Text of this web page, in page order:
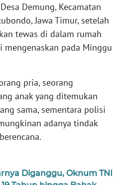
Demung, Kecamatan
Jawa Timur, setelah
tewas di dalam rumah
mengenaskan pada Minggu
pria, seorang
anak yang ditemukan
sama, sementara polisi
adanya tindak
berencana.
Diganggu, Oknum TNI